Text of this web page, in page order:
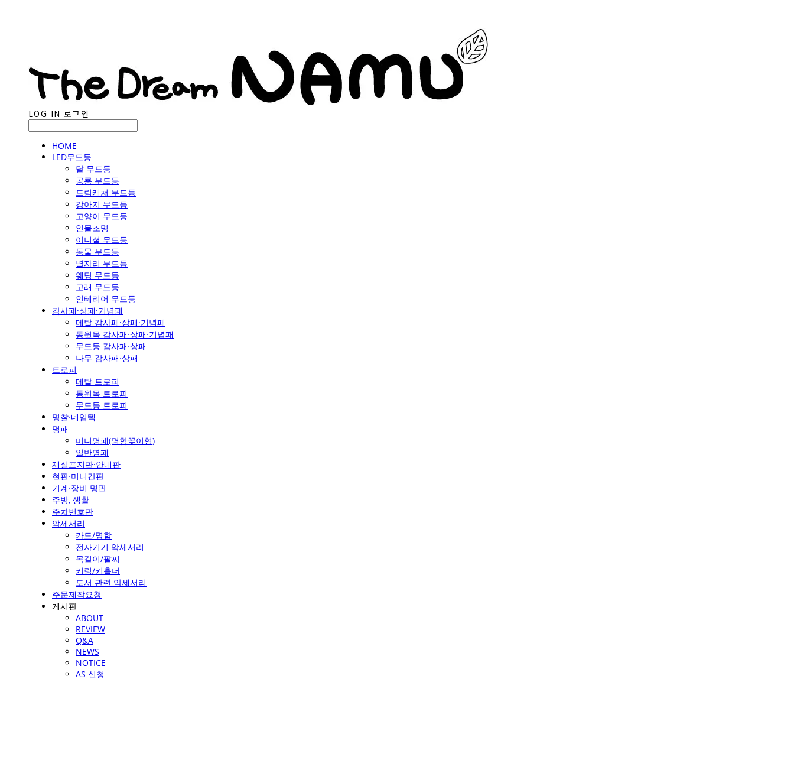
LOG IN 로그인
HOME
LED무드등
달 무드등
공룡 무드등
드림캐쳐 무드등
강아지 무드등
고양이 무드등
인물조명
이니셜 무드등
동물 무드등
별자리 무드등
웨딩 무드등
고래 무드등
인테리어 무드등
감사패·상패·기념패
메탈 감사패·상패·기념패
통원목 감사패·상패·기념패
무드등 감사패·상패
나무 감사패·상패
트로피
메탈 트로피
통원목 트로피
무드등 트로피
명찰·네임텍
명패
미니명패(명함꽂이형)
일반명패
재실표지판·안내판
현판·미니간판
기계·장비 명판
주방, 생활
주차번호판
악세서리
카드/명함
전자기기 악세서리
목걸이/팔찌
키링/키홀더
도서 관련 악세서리
주문제작요청
게시판
ABOUT
REVIEW
Q&A
NEWS
NOTICE
AS 신청